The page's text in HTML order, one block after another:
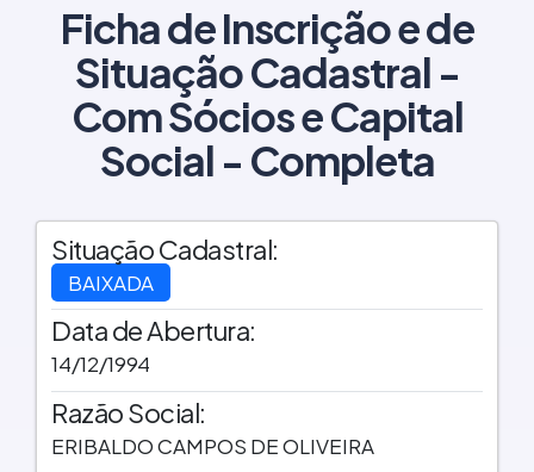
Ficha de Inscrição e de
Situação Cadastral -
Com Sócios e Capital
Social - Completa
Situação Cadastral:
BAIXADA
Data de Abertura:
14/12/1994
Razão Social:
ERIBALDO CAMPOS DE OLIVEIRA